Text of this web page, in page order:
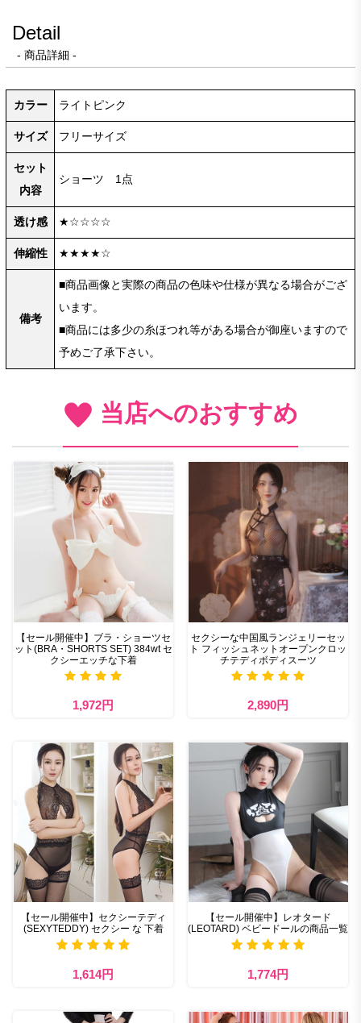
Detail
- 商品詳細 -
カラー ライトピンク
サイズ フリーサイズ
セット
内容
ショーツ 1点
透け感 ★☆☆☆☆
伸縮性 ★★★★☆
備考
■商品画像と実際の商品の色味や仕様が異なる場合がござ
います。
■商品には多少の糸ほつれ等がある場合が御座いますので
予めご了承下さい。
当店へのおすすめ
【セール開催中】ブラ・ショーツセ
ット(BRA・SHORTS SET) 384wt セ
クシーエッチな下着
1,972円
セクシーな中国風ランジェリーセッ
ト フィッシュネットオープンクロッ
チテディボディスーツ
2,890円
【セール開催中】セクシーテディ
(SEXYTEDDY) セクシー な 下着
1,614円
【セール開催中】レオタード
(LEOTARD) ベビードールの商品一覧
1,774円